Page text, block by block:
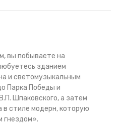
вы побываете на
зданием
и светомузыкальным
Парка Победы и
Шпаковского, а затем
стиле модерн, которую
гнездом».